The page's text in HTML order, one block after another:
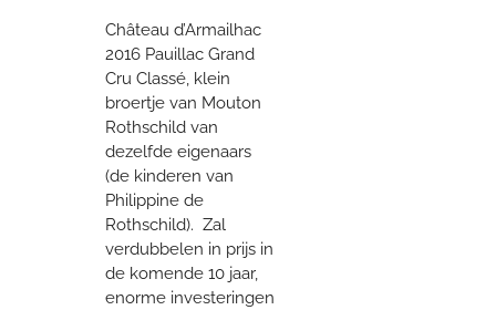
Château d’Armailhac
2016 Pauillac Grand
Cru Classé, klein
broertje van Mouton
Rothschild van
dezelfde eigenaars
(de kinderen van
Philippine de
Rothschild). Zal
verdubbelen in prijs in
de komende 10 jaar,
enorme investeringen